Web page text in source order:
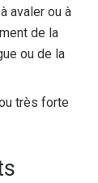
avaler ou à
de la
ou de la
très forte